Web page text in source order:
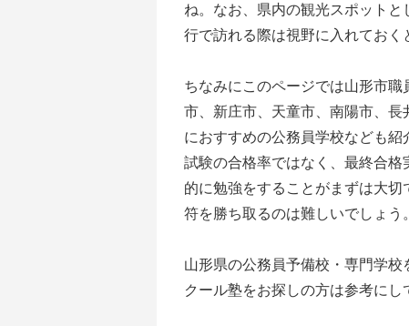
ね。なお、県内の観光スポット
行で訪れる際は視野に入れておく
ちなみにこのページでは山形市
市、新庄市、天童市、南陽市、
におすすめの公務員学校なども
試験の合格率ではなく、最終合
的に勉強をすることがまずは大
符を勝ち取るのは難しいでしょう
山形県の公務員予備校・専門学
クール塾をお探しの方は参考にし